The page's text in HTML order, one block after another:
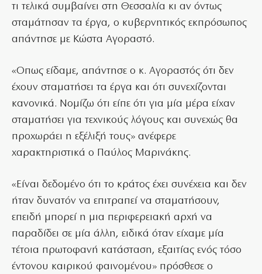
τι τελικά συμβαίνει στη Θεσσαλία κι αν όντως
σταμάτησαν τα έργα, ο κυβερνητικός εκπρόσωπος
απάντησε με Κώστα Αγοραστό.
«Οπως είδαμε, απάντησε ο κ. Αγοραστός ότι δεν
έχουν σταματήσει τα έργα και ότι συνεχίζονται
κανονικά. Νομίζω ότι είπε ότι για μία μέρα είχαν
σταματήσει για τεχνικούς λόγους και συνεχώς θα
προχωράει η εξέλιξή τους» ανέφερε
χαρακτηριστικά ο Παύλος Μαρινάκης.
«Είναι δεδομένο ότι το κράτος έχει συνέχεια και δεν
ήταν δυνατόν να επιτραπεί να σταματήσουν,
επειδή μπορεί η μια περιφερειακή αρχή να
παραδίδει σε μία άλλη, ειδικά όταν είχαμε μία
τέτοια πρωτοφανή κατάσταση, εξαιτίας ενός τόσο
έντονου καιρικού φαινομένου» πρόσθεσε ο